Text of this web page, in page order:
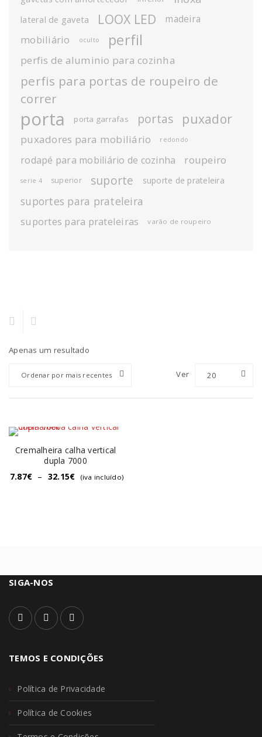
lateral de gaveta LOOX LED madeira
mobiliário oculto perfil
perfis de aluminio para cozinha
perfis para portas de roupeiro de
correr
porta porta garrafas portas puxador
puxadores para mobiliário redondo
rodapé para mobiliário de cozinha roupeiro
serie 4 superior suporte suporte de prateleira
suportes para prateleira
suportes para prateleiras varão de roupeiro
Apenas um resultado
Ordenar por mais recentes Ver 20
Cremalheira calha vertical
dupla 7000
7.87€ – 32.15€ (iva incluído)
SIGA-NOS
TEMOS E CONDIÇÕES
Política de Privacidade
Política de Cookies